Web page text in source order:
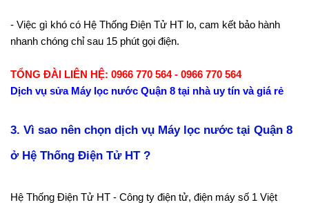
- Việc gì khó có Hệ Thống Điện Tử HT lo, cam kết bảo hành
nhanh chóng chỉ sau 15 phút gọi điện.
TỔNG ĐÀI LIÊN HỆ: 0966 770 564 - 0966 770 564
Dịch vụ sửa Máy lọc nước Quận 8 tại nhà uy tín và giá rẻ
3. Vì sao nên chọn dịch vụ Máy lọc nước tại Quận 8
ở Hệ Thống Điện Tử HT ?
Hệ Thống Điện Tử HT - Công ty điện tử, điện máy số 1 Việt